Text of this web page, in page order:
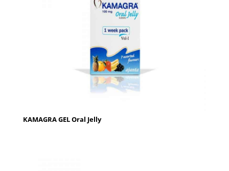
KAMAGRA GEL Oral Jelly